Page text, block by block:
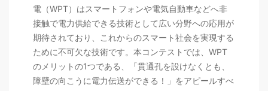
電（WPT）はスマートフォンや電気自動車などへ非
接触で電力供給できる技術として広い分野への応用が
期待されており、これからのスマート社会を実現する
ために不可欠な技術です。本コンテストでは、WPT
のメリットの1つである、「貫通孔を設けなくとも、
障壁の向こうに電力伝送ができる！」をアピールすべ